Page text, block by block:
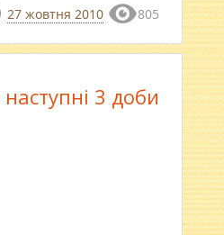
27 жовтня 2010 805
3 доби